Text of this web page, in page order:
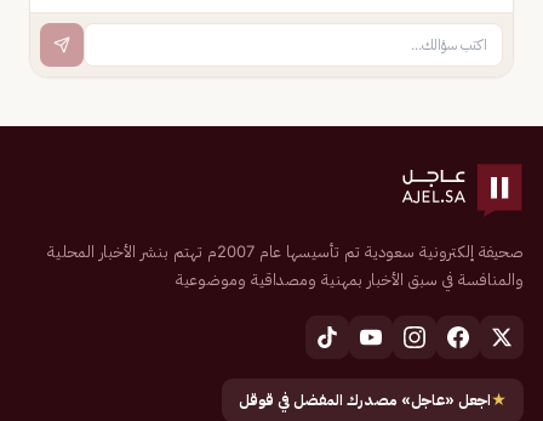
صحيفة إلكترونية سعودية تم تأسيسها عام 2007م تهتم بنشر الأخبار المحلية
والمنافسة في سبق الأخبار بمهنية ومصداقية وموضوعية
★اجعل «عاجل» مصدرك المفضل في قوقل